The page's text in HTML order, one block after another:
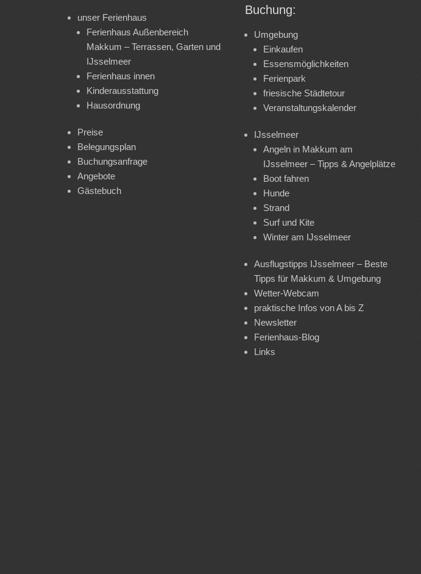
unser Ferienhaus
Ferienhaus Außenbereich
Makkum – Terrassen, Garten und
IJsselmeer
Ferienhaus innen
Kinderausstattung
Hausordnung
Preise
Belegungsplan
Buchungsanfrage
Angebote
Gästebuch
Buchung:
Umgebung
Einkaufen
Essensmöglichkeiten
Ferienpark
friesische Städtetour
Veranstaltungskalender
IJsselmeer
Angeln in Makkum am
IJsselmeer – Tipps & Angelplätze
Boot fahren
Hunde
Strand
Surf und Kite
Winter am IJsselmeer
Ausflugstipps IJsselmeer – Beste
Tipps für Makkum & Umgebung
Wetter-Webcam
praktische Infos von A bis Z
Newsletter
Ferienhaus-Blog
Links